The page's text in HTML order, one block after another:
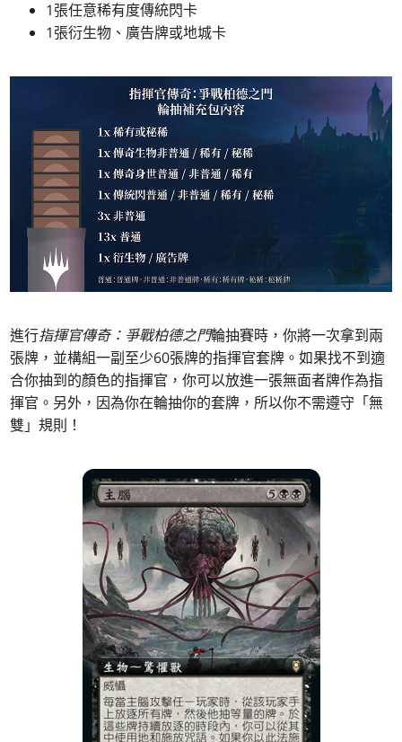
1張任意稀有度傳統閃卡
1張衍生物、廣告牌或地城卡
進行指揮官傳奇：爭戰柏德之門輪抽賽時，你將一次拿到兩
張牌，並構組一副至少60張牌的指揮官套牌。如果找不到適
合你抽到的顏色的指揮官，你可以放進一張無面者牌作為指
揮官。另外，因為你在輪抽你的套牌，所以你不需遵守「無
雙」規則！